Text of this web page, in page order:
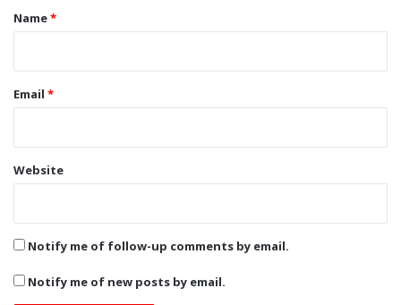
*Name*
Email *
Website
Notify me of follow-up comments by email.
Notify me of new posts by email.